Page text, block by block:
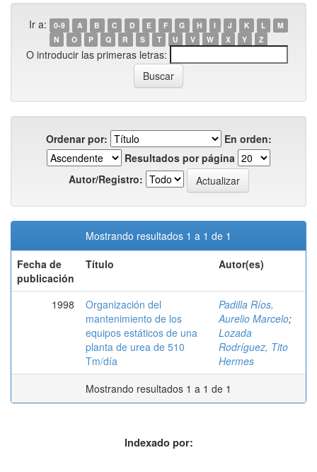
Ir a: 0-9 A B C D E F G H I J K L
M
N
O P Q R S T U V W X Y Z
O introducir las primeras letras:
Ordenar por:
En orden:
Resultados por página
Autor/Registro:
Mostrando resultados 1 a 1 de 1
Fecha de
publicación
Título Autor(es)
1998
Organización del
mantenimiento de los
equipos estáticos de una
planta de urea de 510
Tm/día
Padilla Ríos,
Aurelio Marcelo;
Lozada
Rodríguez, Tito
Hermes
Mostrando resultados 1 a 1 de 1
Indexado por: